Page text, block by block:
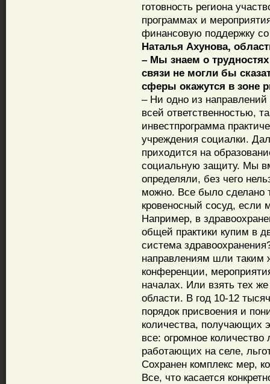
готовность региона
программах и
финансовую поддержку
Наталья Ахунова,
– Мы знаем о
связи не могли бы
сферы окажутся в зоне
– Ни одно из
всей ответственностью,
инвестпрограмма
учреждения социалки.
приходится на
социальную защиту. Мы
определяли, без чего
можно. Все было сделано
кровеносный сосуд, если
Например, в
общей практики купим в
система
направлениям шли таким
конференции,
началах. Или взять тех же
области. В год 10-12
порядок присвоения и
количества, получающих
все: огромное количество
работающих на селе,
Сохранен комплекс мер,
Все, что касается